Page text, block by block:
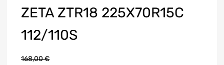
ZETA ZTR18 225X70R15C
112/110S
168,00€